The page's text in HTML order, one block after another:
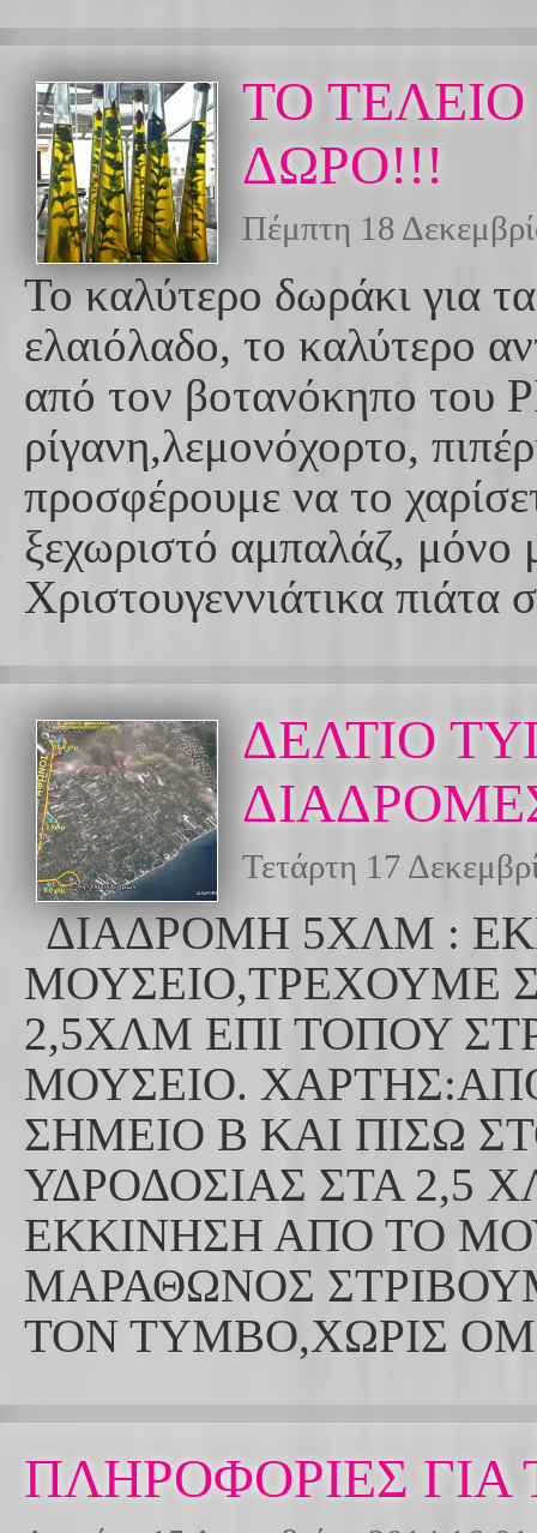
ΤΟ
ΔΩΡΟ!!!
Πέμπτη 18
Το καλύτερο δωράκι για
ελαιόλαδο, το καλύτερο
από τον βοτανόκηπο του
ρίγανη,λεμονόχορτο,
προσφέρουμε να το
ξεχωριστό αμπαλάζ, μόνο
Χριστουγεννιάτικα πιάτα
ΔΕΛΤΙΟ
Τετάρτη 17
ΔΙΑΔΡΟΜΗ 5ΧΛΜ :
ΜΟΥΣΕΙΟ,ΤΡΕΧΟΥΜΕ
2,5ΧΛΜ ΕΠΙ ΤΟΠΟΥ
ΜΟΥΣΕΙΟ.
ΣΗΜΕΙΟ Β ΚΑΙ ΠΙΣΩ
ΥΔΡΟΔΟΣΙΑΣ ΣΤΑ 2,5
ΕΚΚΙΝΗΣΗ ΑΠΟ ΤΟ
ΜΑΡΑΘΩΝΟΣ
ΤΟΝ ΤΥΜΒΟ,ΧΩΡΙΣ
ΠΛΗΡΟΦΟΡΙΕΣ ΓΙΑ